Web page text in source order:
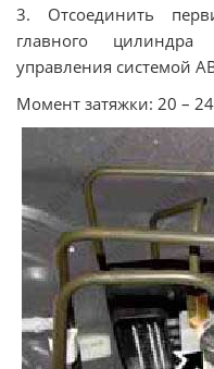
3. Отсоединить
главного цилиндра
управления системой
Момент затяжки: 20 –